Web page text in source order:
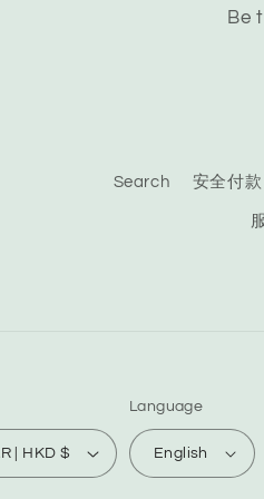
Be
Search 安全付款
Hong Kong SAR | HKD $
Language
English